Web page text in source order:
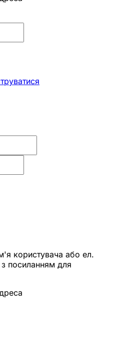
користувача або ел.
посиланням для